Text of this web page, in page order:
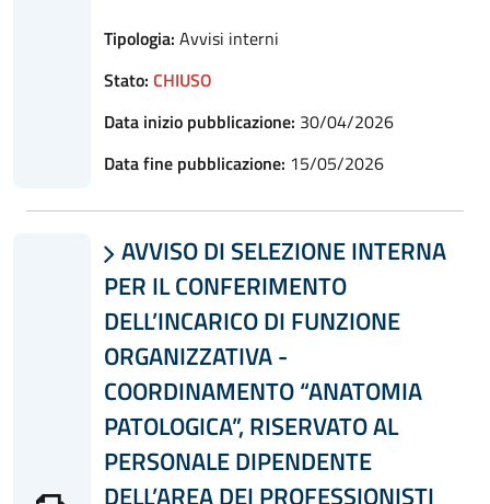
Tipologia: Avvisi interni
Stato: CHIUSO
Data inizio pubblicazione: 30/04/2026
Data fine pubblicazione: 15/05/2026
 AVVISO DI SELEZIONE INTERNA
PER IL CONFERIMENTO
DELL’INCARICO DI FUNZIONE
ORGANIZZATIVA -
COORDINAMENTO “ANATOMIA
PATOLOGICA”, RISERVATO AL
PERSONALE DIPENDENTE
DELL’AREA DEI PROFESSIONISTI